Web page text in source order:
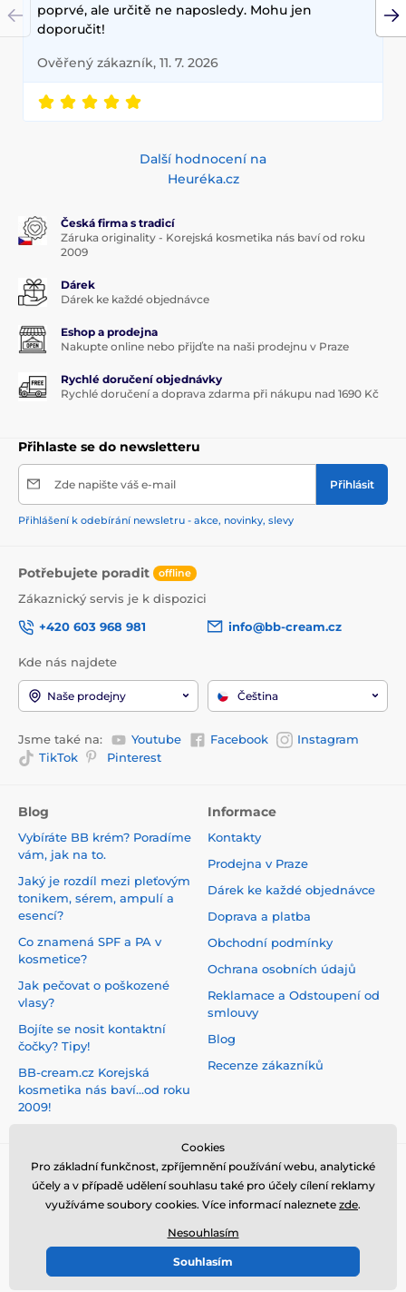
poprvé, ale určitě ne naposledy. Mohu jen
doporučit!
Ověřený zákazník, 11. 7. 2026
Další hodnocení na
Heuréka.cz
Česká firma s tradicí
Záruka originality - Korejská kosmetika nás baví od roku
2009
Dárek
Dárek ke každé objednávce
Eshop a prodejna
Nakupte online nebo přijďte na naši prodejnu v Praze
Rychlé doručení objednávky
Rychlé doručení a doprava zdarma při nákupu nad 1690 Kč
Přihlaste se do newsletteru
Zde napište váš e-mail Přihlásit
Přihlášení k odebírání newsletru - akce, novinky, slevy
Potřebujete poradit offline
Zákaznický servis je k dispozici
+420 603 968 981
info@bb-cream.cz
Kde nás najdete
Naše prodejny Čeština
Jsme také na: Youtube Facebook
Instagram
TikTok
Pinterest
Blog
Vybíráte BB krém? Poradíme
vám, jak na to.
Jaký je rozdíl mezi pleťovým
tonikem, sérem, ampulí a
esencí?
Co znamená SPF a PA v
kosmetice?
Jak pečovat o poškozené
vlasy?
Bojíte se nosit kontaktní
čočky? Tipy!
BB-cream.cz Korejská
kosmetika nás baví...od roku
2009!
Informace
Kontakty
Prodejna v Praze
Dárek ke každé objednávce
Doprava a platba
Obchodní podmínky
Ochrana osobních údajů
Reklamace a Odstoupení od
smlouvy
Blog
Recenze zákazníků
© 2026 www.bb-cream.cz ⦁ E-shop vytvořila
Cookies
Pro základní funkčnost, zpříjemnění používání webu, analytické
účely a v případě udělení souhlasu také pro účely cílení reklamy
využíváme soubory cookies. Více informací naleznete zde.
Nesouhlasím
Souhlasím